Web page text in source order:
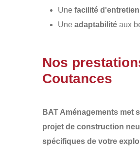
Une facilité d'entretien
Une adaptabilité aux
Nos
Coutances
BAT Aménagements met
projet de construction
spécifiques de votre